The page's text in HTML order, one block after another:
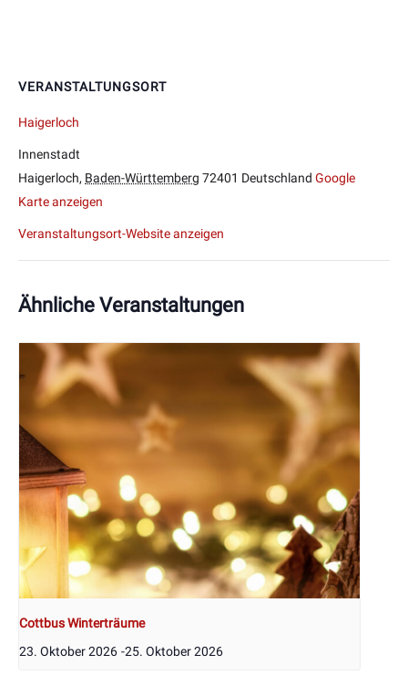
VERANSTALTUNGSORT
Haigerloch
Innenstadt
Haigerloch, Baden-Württemberg 72401 Deutschland Google
Karte anzeigen
Veranstaltungsort-Website anzeigen
Ähnliche Veranstaltungen
Cottbus Winterträume
23. Oktober 2026 -25. Oktober 2026